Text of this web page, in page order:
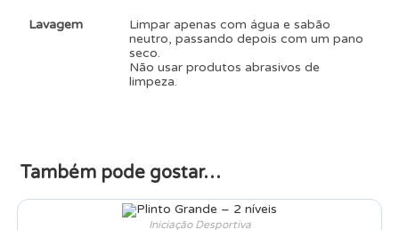
Lavagem
Limpar apenas com água e sabão
neutro, passando depois com um pano
seco.
Não usar produtos abrasivos de
limpeza.
Também pode gostar…
Iniciação Desportiva